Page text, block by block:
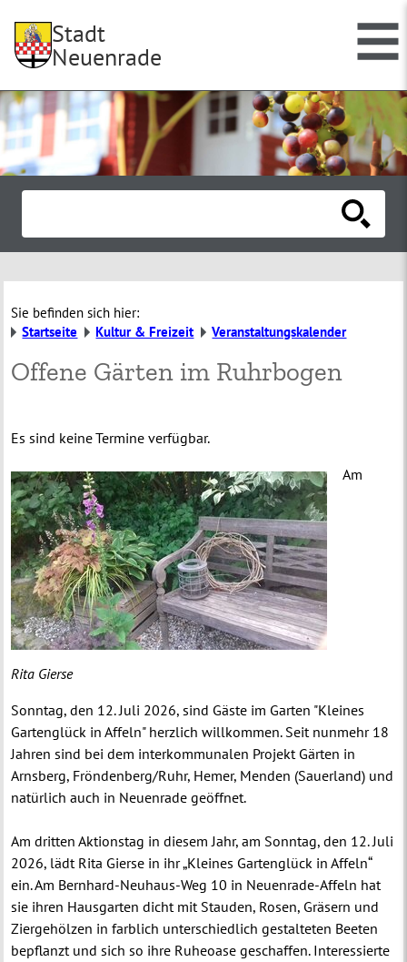
Stadt
Neuenrade
Sie befinden sich hier:
Startseite
Kultur & Freizeit Veranstaltungskalender
Offene Gärten im Ruhrbogen
Es sind keine Termine verfügbar.
Rita Gierse
Am
Sonntag, den 12. Juli 2026, sind Gäste im Garten "Kleines
Gartenglück in Affeln" herzlich willkommen.Seit nunmehr 18
Jahren sind bei dem interkommunalen Projekt Gärten in
Arnsberg, Fröndenberg/Ruhr, Hemer, Menden (Sauerland) und
natürlich auch in Neuenrade geöffnet.
Am dritten Aktionstag in diesem Jahr, am Sonntag, den 12. Juli
2026, lädt Rita Gierse in ihr „Kleines Gartenglück in Affeln“
ein. Am Bernhard-Neuhaus-Weg 10 in Neuenrade-Affeln hat
sie ihren Hausgarten dicht mit Stauden, Rosen, Gräsern und
Ziergehölzen in farblich unterschiedlich gestalteten Beeten
bepflanzt und sich so ihre Ruheoase geschaffen. Interessierte